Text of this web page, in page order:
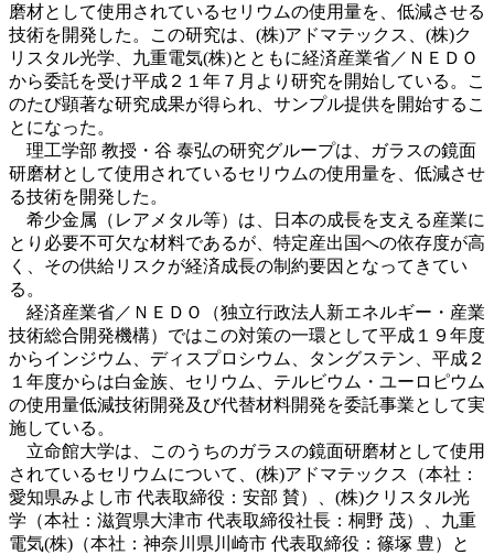
磨材として使用されているセリウムの使用量を、低減させる
技術を開発した。この研究は、(株)アドマテックス、(株)ク
リスタル光学、九重電気(株)とともに経済産業省／ＮＥＤＯ
から委託を受け平成２１年７月より研究を開始している。こ
のたび顕著な研究成果が得られ、サンプル提供を開始するこ
とになった。
理工学部 教授・谷 泰弘の研究グループは、ガラスの鏡面
研磨材として使用されているセリウムの使用量を、低減させ
る技術を開発した。
希少金属（レアメタル等）は、日本の成長を支える産業に
とり必要不可欠な材料であるが、特定産出国への依存度が高
く、その供給リスクが経済成長の制約要因となってきてい
る。
経済産業省／ＮＥＤＯ（独立行政法人新エネルギー・産業
技術総合開発機構）ではこの対策の一環として平成１９年度
からインジウム、ディスプロシウム、タングステン、平成２
１年度からは白金族、セリウム、テルビウム・ユーロピウム
の使用量低減技術開発及び代替材料開発を委託事業として実
施している。
立命館大学は、このうちのガラスの鏡面研磨材として使用
されているセリウムについて、(株)アドマテックス（本社：
愛知県みよし市 代表取締役：安部 賛）、(株)クリスタル光
学（本社：滋賀県大津市 代表取締役社長：桐野 茂）、九重
電気(株)（本社：神奈川県川崎市 代表取締役：篠塚 豊）と